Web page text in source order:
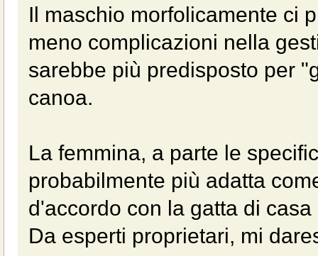
Il maschio morfolicamente ci
meno complicazioni nella
sarebbe più predisposto per
canoa.
La femmina, a parte le
probabilmente più adatta
d'accordo con la gatta di
Da esperti proprietari, mi